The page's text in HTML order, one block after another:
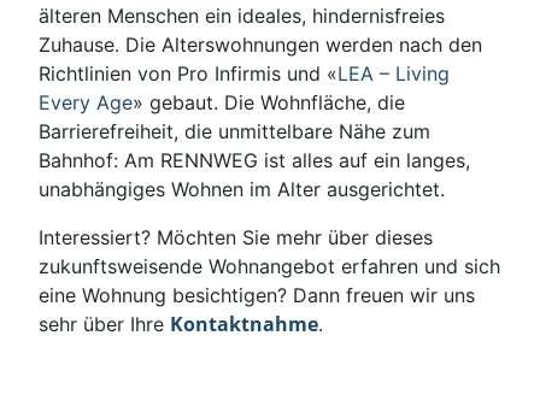
älteren Menschen ein ideales, hindernisfreies
Zuhause. Die Alterswohnungen werden nach den
Richtlinien von Pro Infirmis und «LEA – Living
Every Age» gebaut. Die Wohnfläche, die
Barrierefreiheit, die unmittelbare Nähe zum
Bahnhof: Am RENNWEG ist alles auf ein langes,
unabhängiges Wohnen im Alter ausgerichtet.
Interessiert? Möchten Sie mehr über dieses
zukunftsweisende Wohnangebot erfahren und sich
eine Wohnung besichtigen? Dann freuen wir uns
sehr über Ihre Kontaktnahme.